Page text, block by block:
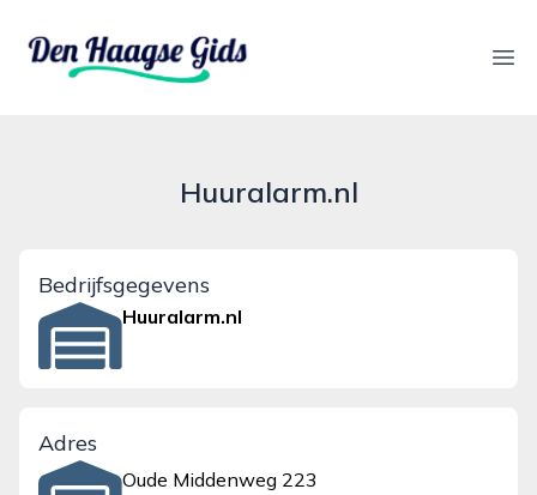
denhaagsegids.nl
Huuralarm.nl
Bedrijfsgegevens
Huuralarm.nl
Adres
Oude Middenweg 223